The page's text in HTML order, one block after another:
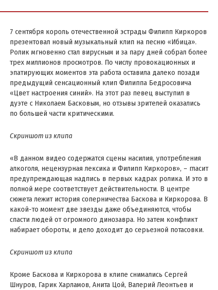
7 сентября король отечественной эстрады Филипп Киркоров
презентовал новый музыкальный клип на песню «Ибица».
Ролик мгновенно стал вирусным и за пару дней собрал более
трех миллионов просмотров. По числу провокационных и
эпатирующих моментов эта работа оставила далеко позади
предыдущий сенсационный клип Филиппа Бедросовича
«Цвет настроения синий». На этот раз певец выступил в
дуэте с Николаем Басковым, но отзывы зрителей оказались
по большей части критическими.
Скриншот из клипа
«В данном видео содержатся сцены насилия, употребления
алкоголя, нецензурная лексика и Филипп Киркоров», – гласит
предупреждающая надпись в первых кадрах ролика. И это в
полной мере соответствует действительности. В центре
сюжета лежит история соперничества Баскова и Киркорова. В
какой-то момент две звезды даже объединяются, чтобы
спасти людей от огромного динозавра. Но затем конфликт
набирает обороты, и дело доходит до серьезной потасовки.
Скриншот из клипа
Кроме Баскова и Киркорова в клипе снимались Сергей
Шнуров, Гарик Харламов, Анита Цой, Валерий Леонтьев и